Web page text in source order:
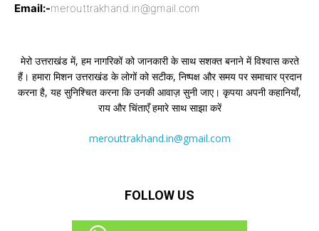
Email:-merouttrakhand.in@gmail.com
मेरो उत्तराखंड में, हम नागरिकों को जानकारी के साथ सशक्त बनाने में विश्वास करते
हैं। हमारा मिशन उत्तराखंड के लोगों को सटीक, निष्पक्ष और समय पर समाचार प्रदान
करना है, यह सुनिश्चित करना कि उनकी आवाज़ सुनी जाए। कृपया अपनी कहानियाँ,
राय और चिंताएँ हमारे साथ साझा करें
merouttrakhand.in@gmail.com
FOLLOW US